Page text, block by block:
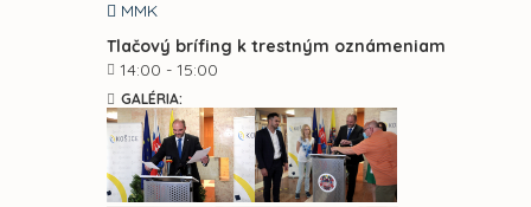
MMK
Tlačový brífing k trestným oznámeniam
14:00 - 15:00
GALÉRIA: